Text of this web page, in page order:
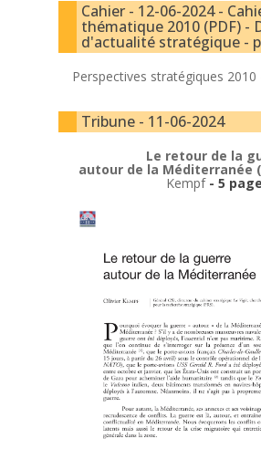
Cahier - 12-06-2024 -
thématique 2010 (PDF) -
d'actualité stratégique -
Perspectives stratégiques 2010
Tribune - 11-06-2024
Le retour de la
autour de la Méditerranée
Kempf- 5